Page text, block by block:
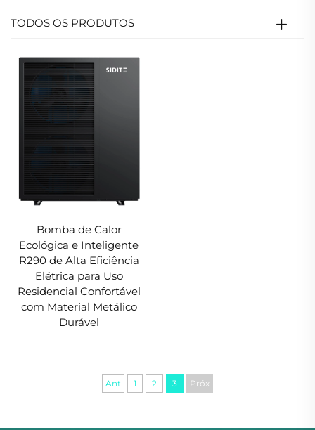
TODOS OS PRODUTOS
Bomba de Calor
Ecológica e Inteligente
R290 de Alta Eficiência
Elétrica para Uso
Residencial Confortável
com Material Metálico
Durável
Ant 1 2 3 Próx